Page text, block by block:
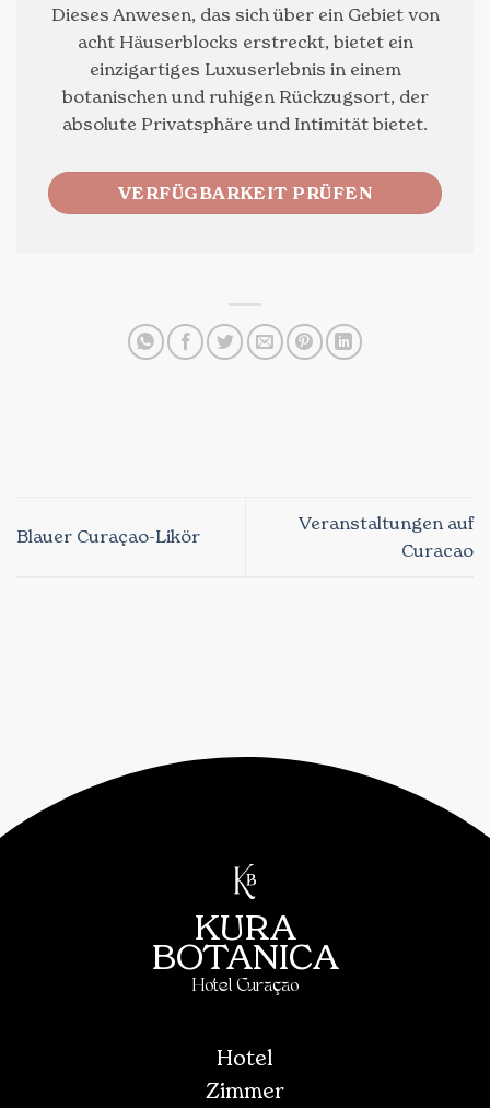
Dieses Anwesen, das sich über ein Gebiet von
acht Häuserblocks erstreckt, bietet ein
einzigartiges Luxuserlebnis in einem
botanischen und ruhigen Rückzugsort, der
absolute Privatsphäre und Intimität bietet.
VERFÜGBARKEIT PRÜFEN
Blauer Curaçao-Likör
Veranstaltungen auf
Curacao
KURA
BOTANICA
Hotel Curaçao
Hotel
Zimmer